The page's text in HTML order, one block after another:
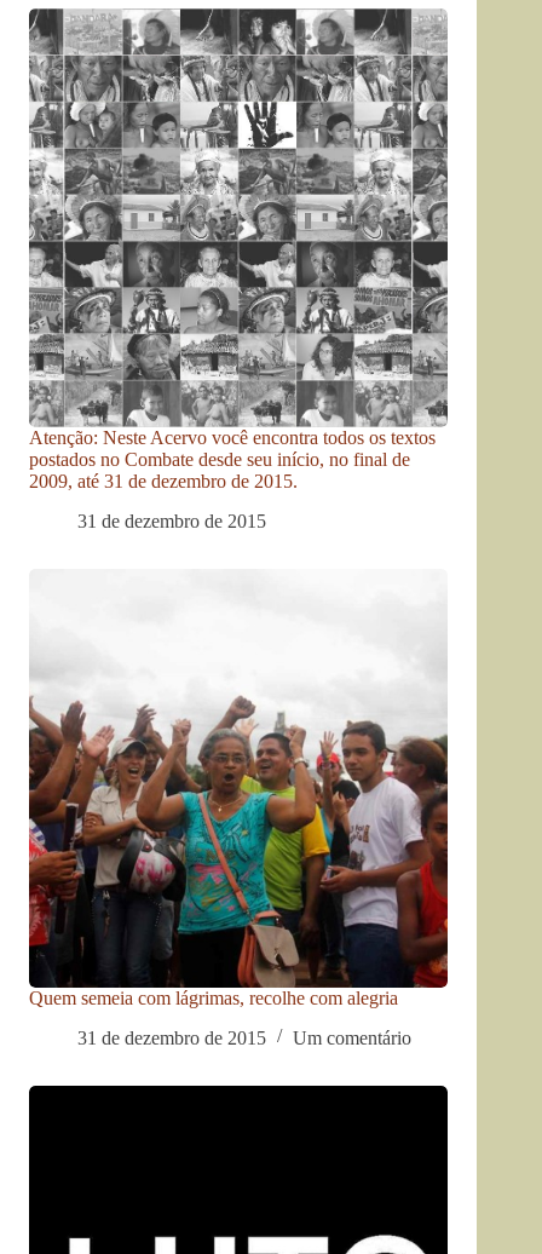
Atenção: Neste Acervo você encontra todos os textos
postados no Combate desde seu início, no final de
2009, até 31 de dezembro de 2015.
31 de dezembro de 2015
Quem semeia com lágrimas, recolhe com alegria
31 de dezembro de 2015
Um comentário